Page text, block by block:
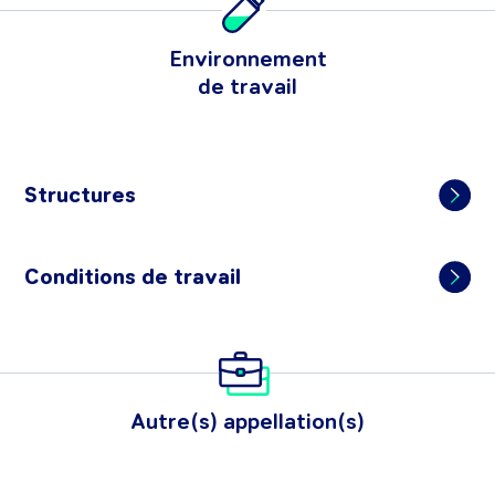
Environnement
de travail
Structures
Conditions de travail
Autre(s) appellation(s)